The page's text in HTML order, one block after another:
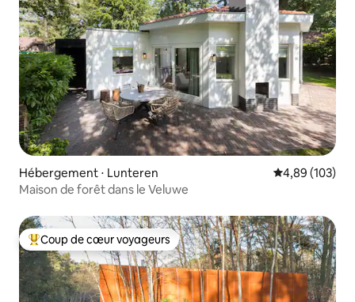
Hébergement ⋅ Lunteren Évaluation
4,89 (103)
Maison de forêt dans le Veluwe
Coups de cœur voyageurs les plus appréciés
Coup de cœur voyageurs